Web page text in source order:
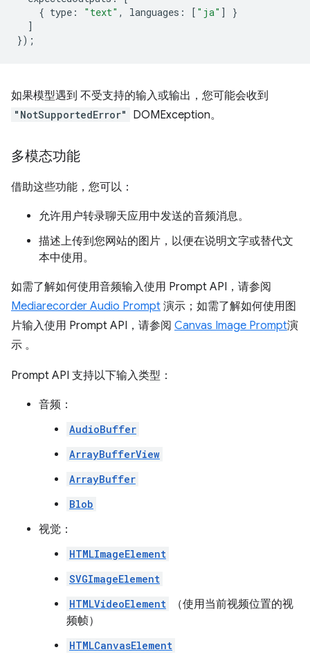
{ type : "text" , languages : [ "ja" ]
}
]
});
如果模型遇到 不受支持的输入或输出，您可能会收到
"NotSupportedError" DOMException。
多模态功能
借助这些功能，您可以：
允许用户转录聊天应用中发送的音频消息。
描述上传到您网站的图片，以便在说明文字或替代文
本中使用。
如需了解如何使用音频输入使用 Prompt API，请参阅
Mediarecorder Audio Prompt 演示；如需了解如何使用图
片输入使用 Prompt API，请参阅 Canvas Image Prompt演
示 。
Prompt API 支持以下输入类型：
音频：
AudioBuffer
ArrayBufferView
ArrayBuffer
Blob
视觉：
HTMLImageElement
SVGImageElement
HTMLVideoElement
（使用当前视频位置的视
频帧）
HTMLCanvasElement